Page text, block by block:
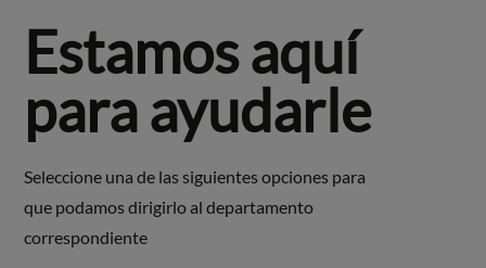
Estamos aquí
para ayudarle
Seleccione una de las siguientes opciones para
que podamos dirigirlo al departamento
correspondiente